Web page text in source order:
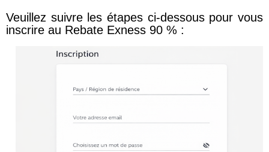
Veuillez suivre les étapes ci-dessous pour vous
inscrire au Rebate Exness 90 % :